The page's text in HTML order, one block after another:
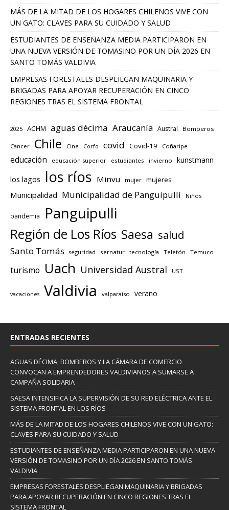
MÁS DE LA MITAD DE LOS HOGARES CHILENOS VIVE CON
UN GATO: CLAVES PARA SU CUIDADO Y SALUD
ESTUDIANTES DE ENSEÑANZA MEDIA PARTICIPARON EN
UNA NUEVA VERSIÓN DE TOMASINO POR UN DÍA 2026 EN
SANTO TOMÁS VALDIVIA
EMPRESAS FORESTALES DESPLIEGAN MAQUINARIA Y
BRIGADAS PARA APOYAR RECUPERACIÓN EN CINCO
REGIONES TRAS EL SISTEMA FRONTAL
2025 ACHM aguas décima Araucanía Austral Bomberos
Cancer Chile Cine Corfo covid Covid-19 Coñaripe
educación educación superior estudiantes invierno kunstmann
los lagos los ríos Minvu mujer mujeres
Municipalidad Municipalidad de Panguipulli Niños
pandemia Panguipulli
Región de Los Ríos Saesa salud
Santo Tomás seguridad sernatur tecnología Teletón Temuco
turismo Uach Universidad Austral UST
vacaciones Valdivia valparaiso verano
ENTRADAS RECIENTES
AGUAS DÉCIMA, BOMBEROS Y LA CÁMARA DE COMERCIO
CONVOCAN A EMPRENDEDORES VALDIVIANOS A SUMARSE A
CAMPAÑA SOLIDARIA
SAESA INTENSIFICA LA SUPERVISIÓN DE SU RED ELÉCTRICA ANTE EL
SISTEMA FRONTAL EN LOS RÍOS
MÁS DE LA MITAD DE LOS HOGARES CHILENOS VIVE CON UN GATO:
CLAVES PARA SU CUIDADO Y SALUD
ESTUDIANTES DE ENSEÑANZA MEDIA PARTICIPARON EN UNA NUEVA
VERSIÓN DE TOMASINO POR UN DÍA 2026 EN SANTO TOMÁS
VALDIVIA
EMPRESAS FORESTALES DESPLIEGAN MAQUINARIA Y BRIGADAS
PARA APOYAR RECUPERACIÓN EN CINCO REGIONES TRAS EL
SISTEMA FRONTAL